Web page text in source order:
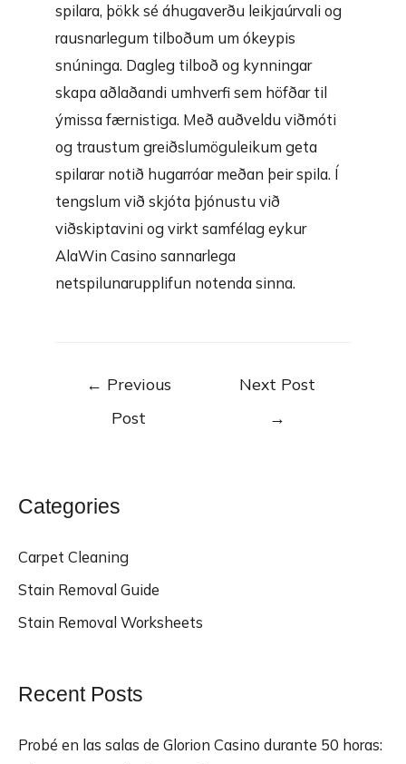
Categories
Carpet Cleaning
Stain Removal Guide
Stain Removal Worksheets
Recent Posts
Probé en las salas de Glorion Casino durante 50 horas:
spilara, þökk sé áhugaverðu leikjaúrvali og
rausnarlegum tilboðum um ókeypis
snúninga. Dagleg tilboð og kynningar
skapa aðlaðandi umhverfi sem höfðar til
ýmissa færnistiga. Með auðveldu viðmóti
og traustum greiðslumöguleikum geta
spilarar notið hugarróar meðan þeir spila. Í
tengslum við skjóta þjónustu við
viðskiptavini og virkt samfélag eykur
AlaWin Casino sannarlega
netspilunarupplifun notenda sinna.
Post
navigation
← Previous
Post
Next Post
→